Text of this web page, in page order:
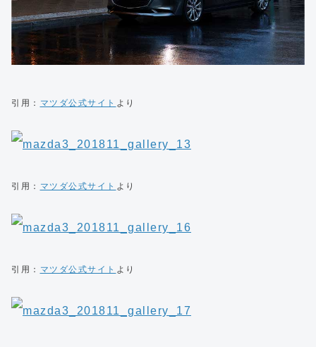
引用： マツダ公式サイト より
引用： マツダ公式サイト より
引用： マツダ公式サイト より